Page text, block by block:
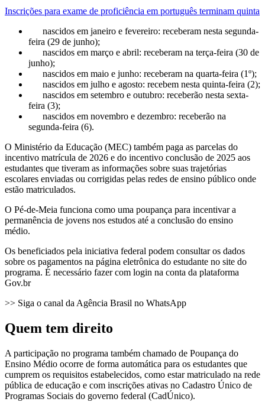
Inscrições para exame de proficiência em português terminam quinta
nascidos em janeiro e fevereiro: receberam nesta segunda-
feira (29 de junho);
nascidos em março e abril: receberam na terça-feira (30 de
junho);
nascidos em maio e junho: receberam na quarta-feira (1º);
nascidos em julho e agosto: recebem nesta quinta-feira (2);
nascidos em setembro e outubro: receberão nesta sexta-
feira (3);
nascidos em novembro e dezembro: receberão na
segunda-feira (6).
O Ministério da Educação (MEC) também paga as parcelas do
incentivo matrícula de 2026 e do incentivo conclusão de 2025 aos
estudantes que tiveram as informações sobre suas trajetórias
escolares enviadas ou corrigidas pelas redes de ensino público onde
estão matriculados.
O Pé-de-Meia funciona como uma poupança para incentivar a
permanência de jovens nos estudos até a conclusão do ensino
médio.
Os beneficiados pela iniciativa federal podem consultar os dados
sobre os pagamentos na página eletrônica do estudante no site do
programa. É necessário fazer com login na conta da plataforma
Gov.br
>> Siga o canal da Agência Brasil no WhatsApp
Quem tem direito
A participação no programa também chamado de Poupança do
Ensino Médio ocorre de forma automática para os estudantes que
cumprem os requisitos estabelecidos, como estar matriculado na rede
pública de educação e com inscrições ativas no Cadastro Único de
Programas Sociais do governo federal (CadÚnico).